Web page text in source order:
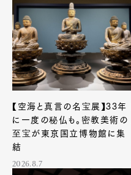
【空海と真言の名宝展】33年
に一度の秘仏も。密教美術の
至宝が東京国立博物館に集
結
2026.8.7